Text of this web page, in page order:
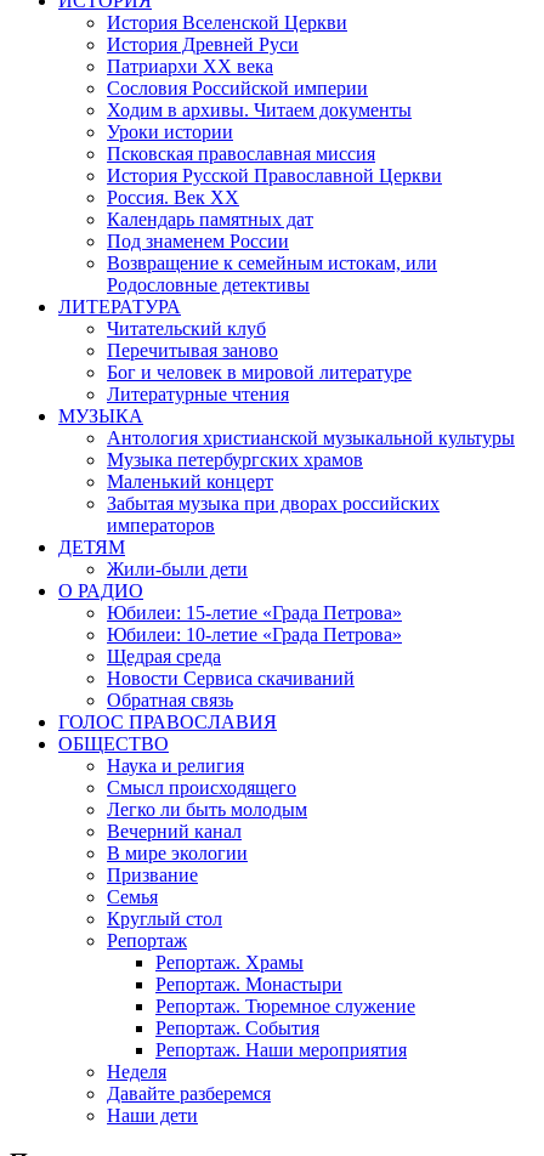
История Вселенской Церкви
История Древней Руси
Патриархи XX века
Сословия Российской империи
Ходим в архивы. Читаем документы
Уроки истории
Псковская православная миссия
История Русской Православной Церкви
Россия. Век ХХ
Календарь памятных дат
Под знаменем России
Возвращение к семейным истокам, или
Родословные детективы
ЛИТЕРАТУРА
Читательский клуб
Перечитывая заново
Бог и человек в мировой литературе
Литературные чтения
МУЗЫКА
Антология христианской музыкальной культуры
Музыка петербургских храмов
Маленький концерт
Забытая музыка при дворах российских
императоров
ДЕТЯМ
Жили-были дети
О РАДИО
Юбилеи: 15-летие «Града Петрова»
Юбилеи: 10-летие «Града Петрова»
Щедрая среда
Новости Сервиса скачиваний
Обратная связь
ГОЛОС ПРАВОСЛАВИЯ
ОБЩЕСТВО
Наука и религия
Смысл происходящего
Легко ли быть молодым
Вечерний канал
В мире экологии
Призвание
Семья
Круглый стол
Репортаж
Репортаж. Храмы
Репортаж. Монастыри
Репортаж. Тюремное служение
Репортаж. События
Репортаж. Наши мероприятия
Неделя
Давайте разберемся
Наши дети